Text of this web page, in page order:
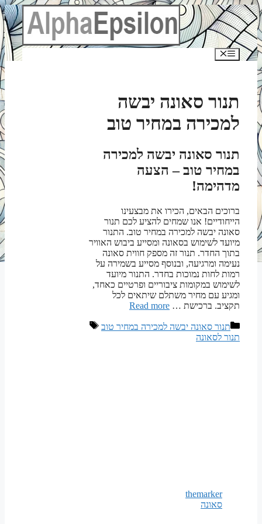
לדלג
לתוכן
תפריט
תנור סאונה יבשה
למכירה במחיר טוב
תנור סאונה יבשה למכירה
במחיר טוב – הצעה
מדהימה!
ברוכים הבאים, הכירו את מבצעינו
הייחודיים! אנו שמחים להציע לכם תנור
סאונה יבשה למכירה במחיר טוב. התנור
מיועד לשימוש בסאונה ומסייע ביבוש האוויר
בתוך החדר. תנור זה מספק חווית סאונה
נעימה ומרגיעה, ובנוסף מסייע בשמירה על
רמות לחות נמוכות בחדר. התנור מיועד
לשימוש במקומות ציבוריים ופרטיים כאחד,
ומגיע עם מחיר משתלם שיתאים לכל
תקציב. ברכישת … Read more
קטגוריות
תנור סאונה יבשה למכירה במחיר טוב
תגיות
תנור לסאונה
themarker
סאונה